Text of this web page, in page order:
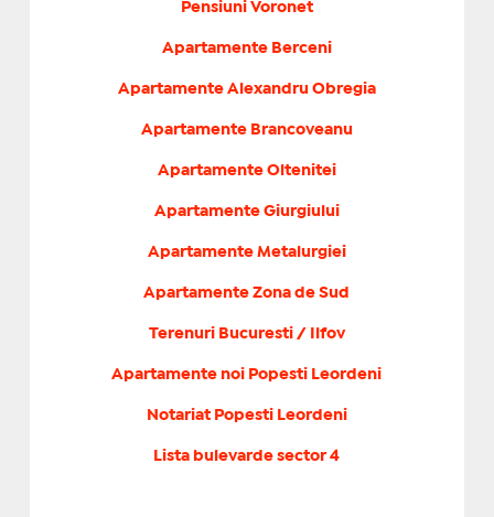
Pensiuni Voronet
Apartamente Berceni
Apartamente Alexandru Obregia
Apartamente Brancoveanu
Apartamente Oltenitei
Apartamente Giurgiului
Apartamente Metalurgiei
Apartamente Zona de Sud
Terenuri Bucuresti / Ilfov
Apartamente noi Popesti Leordeni
Notariat Popesti Leordeni
Lista bulevarde sector 4